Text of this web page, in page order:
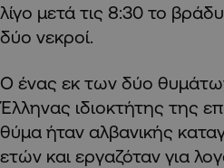
λίγο μετά τις 8:30 το
δύο νεκροί.
Ο ένας εκ των δύο
Έλληνας ιδιοκτήτης της
θύμα ήταν αλβανικής
ετών και εργαζόταν για